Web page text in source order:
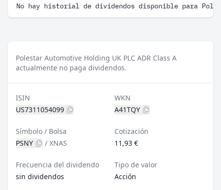
No hay historial de dividendos disponible para
Polestar Automotive Holding UK PLC ADR Class A
actualmente no paga dividendos.
ISIN
US7311054099
WKN
A41TQY
Símbolo / Bolsa
PSNY
/ XNAS
Cotización
11,93 €
Frecuencia del dividendo
sin dividendos
Tipo de valor
Acción